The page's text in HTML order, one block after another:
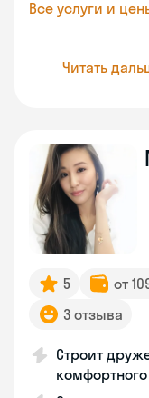
Все услуги и
Читать
5 от
3 отзыва
Строит